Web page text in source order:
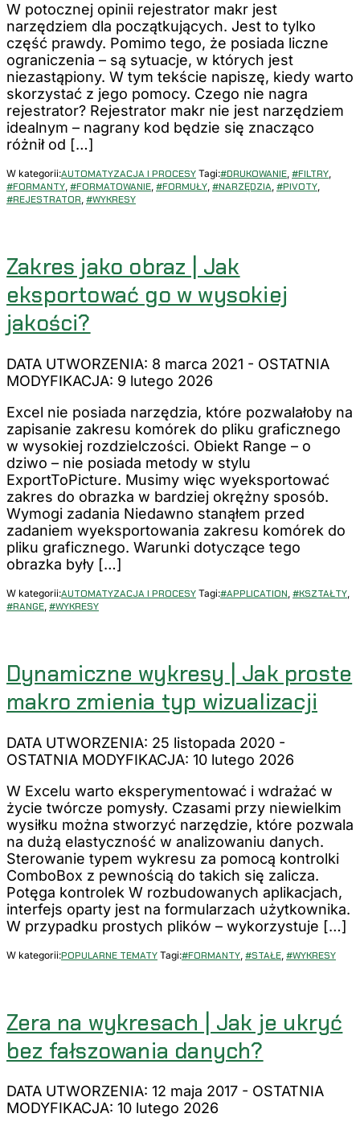
W potocznej opinii rejestrator makr jest
narzędziem dla początkujących. Jest to tylko
część prawdy. Pomimo tego, że posiada liczne
ograniczenia – są sytuacje, w których jest
niezastąpiony. W tym tekście napiszę, kiedy warto
skorzystać z jego pomocy. Czego nie nagra
rejestrator? Rejestrator makr nie jest narzędziem
idealnym – nagrany kod będzie się znacząco
różnił od […]
W kategorii:AUTOMATYZACJA I PROCESY Tagi:#DRUKOWANIE, #FILTRY,
#FORMANTY, #FORMATOWANIE, #FORMUŁY, #NARZĘDZIA, #PIVOTY,
#REJESTRATOR, #WYKRESY
Zakres jako obraz | Jak
eksportować go w wysokiej
jakości?
DATA UTWORZENIA: 8 marca 2021 - OSTATNIA
MODYFIKACJA: 9 lutego 2026
Excel nie posiada narzędzia, które pozwalałoby na
zapisanie zakresu komórek do pliku graficznego
w wysokiej rozdzielczości. Obiekt Range – o
dziwo – nie posiada metody w stylu
ExportToPicture. Musimy więc wyeksportować
zakres do obrazka w bardziej okrężny sposób.
Wymogi zadania Niedawno stanąłem przed
zadaniem wyeksportowania zakresu komórek do
pliku graficznego. Warunki dotyczące tego
obrazka były […]
W kategorii:AUTOMATYZACJA I PROCESY Tagi:#APPLICATION #KSZTAŁTY
#RANGE #WYKRESY
Dynamiczne wykresy | Jak proste
makro zmienia typ wizualizacji
DATA UTWORZENIA: 25 listopada 2020 -
OSTATNIA MODYFIKACJA: 10 lutego 2026
W Excelu warto eksperymentować i wdrażać w
życie twórcze pomysły. Czasami przy niewielkim
wysiłku można stworzyć narzędzie, które pozwala
na dużą elastyczność w analizowaniu danych.
Sterowanie typem wykresu za pomocą kontrolki
ComboBox z pewnością do takich się zalicza.
Potęga kontrolek W rozbudowanych aplikacjach,
interfejs oparty jest na formularzach użytkownika.
W przypadku prostych plików – wykorzystuje […]
W kategorii:POPULARNE TEMATY Tagi:#FORMANTY #STAŁE #WYKRESY
Zera na wykresach | Jak je ukryć
bez fałszowania danych?
DATA UTWORZENIA: 12 maja 2017 - OSTATNIA
MODYFIKACJA: 10 lutego 2026